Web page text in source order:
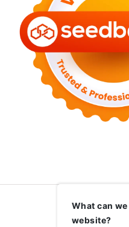
What can
website?